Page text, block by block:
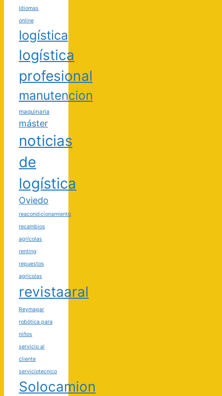
Idiomas
online
logística
logística
profesional
manutencion
maquinaria
máster
noticias
de
logística
Oviedo
reacondicionamiento
recambios
agrícolas
renting
repuestos
agrícolas
revistaaral
Reymagar
robótica para
niños
servicio al
cliente
serviciotecnico
Solocamion